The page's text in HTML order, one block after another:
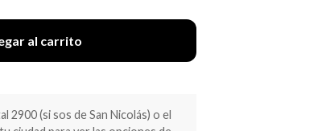
al carrito
2900 (si sos de San Nicolás) o el